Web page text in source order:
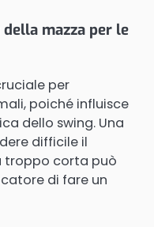
mazza per le
per
poiché influisce
dello swing. Una
difficile il
troppo corta può
di fare un